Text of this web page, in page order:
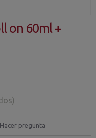
on 60ml +
Hacer pregunta